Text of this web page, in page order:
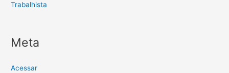
Trabalhista
Meta
Acessar